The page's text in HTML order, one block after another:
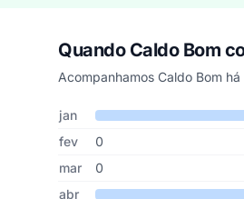
Quando Caldo Bom
Acompanhamos Caldo Bom
Cupons de Caldo Bom
Mês Cupons publicados
jan
fev
0
mar
0
abr